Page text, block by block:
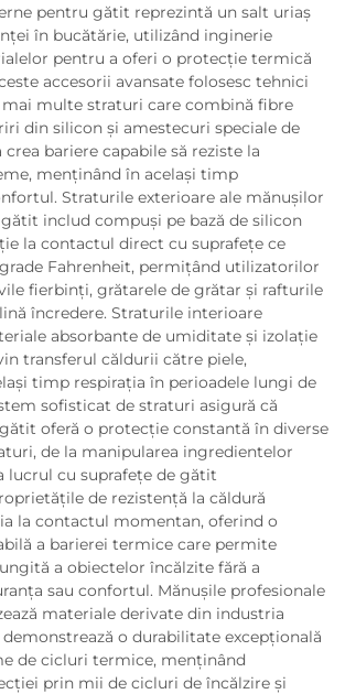
pentru gătit reprezintă un salt uriaș
în bucătărie, utilizând inginerie
pentru a oferi o protecție termică
accesorii avansate folosesc tehnici
multe straturi care combină fibre
din silicon și amestecuri speciale de
bariere capabile să reziste la
menținând în același timp
Straturile exterioare ale mănușilor
includ compuși pe bază de silicon
la contactul direct cu suprafețe ce
Fahrenheit, permițând utilizatorilor
fierbinți, grătarele de grătar și rafturile
încredere. Straturile interioare
absorbante de umiditate și izolație
transferul căldurii către piele,
timp respirația în perioadele lungi de
sofisticat de straturi asigură că
oferă o protecție constantă în diverse
de la manipularea ingredientelor
lucrul cu suprafețe de gătit
de rezistență la căldură
la contactul momentan, oferind o
a barierei termice care permite
a obiectelor încălzite fără a
sau confortul. Mănușile profesionale
materiale derivate din industria
o durabilitate excepțională
de cicluri termice, menținând
prin mii de cicluri de încălzire și